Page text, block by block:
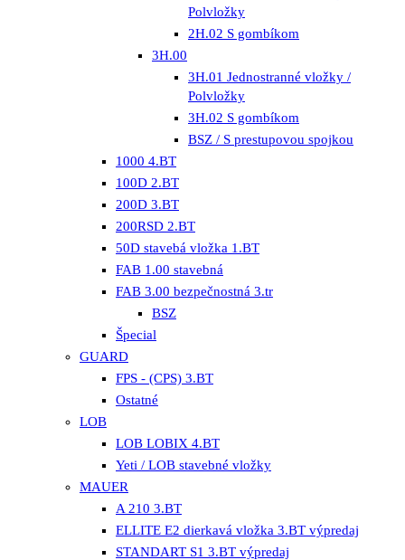
Polvložky
2H.02 S gombíkom
3H.00
3H.01 Jednostranné vložky /
Polvložky
3H.02 S gombíkom
BSZ / S prestupovou spojkou
1000 4.BT
100D 2.BT
200D 3.BT
200RSD 2.BT
50D stavebá vložka 1.BT
FAB 1.00 stavebná
FAB 3.00 bezpečnostná 3.tr
BSZ
Špecial
GUARD
FPS - (CPS) 3.BT
Ostatné
LOB
LOB LOBIX 4.BT
Yeti / LOB stavebné vložky
MAUER
A 210 3.BT
ELLITE E2 dierkavá vložka 3.BT výpredaj
STANDART S1 3.BT výpredaj